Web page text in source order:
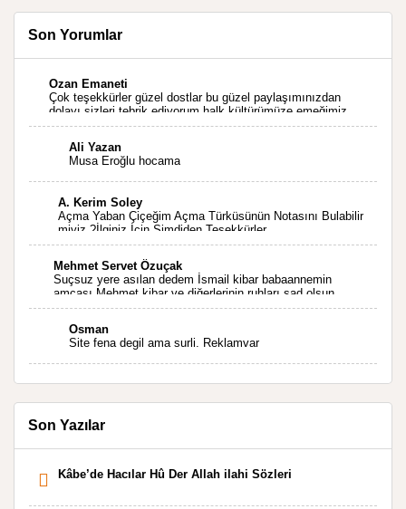
Son Yorumlar
Ozan Emaneti
Çok teşekkürler güzel dostlar bu güzel paylaşımınızdan
dolayı sizleri tebrik ediyorum halk kültürümüze emeğimiz
geçti ise ne mutlu bizlere sizlerin sayesinde türkülerimiz
Ali Yazan
Musa Eroğlu hocama
A. Kerim Soley
Açma Yaban Çiçeğim Açma Türküsünün Notasını Bulabilir
miyiz ?İlginiz İçin Şimdiden Teşekkürler.
Mehmet Servet Özuçak
Suçsuz yere asılan dedem İsmail kibar babaannemin
amcası Mehmet kibar ve diğerlerinin ruhları şad olsun.
Kahrolsun Cemal paşa
Osman
Site fena degil ama surli. Reklamvar
Son Yazılar
Kâbe’de Hacılar Hû Der Allah ilahi Sözleri